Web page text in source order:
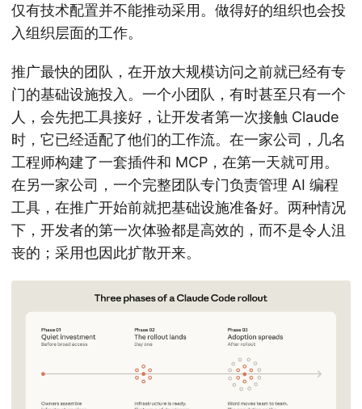
仅有技术配置并不能推动采用。做得好的组织也会投
入组织层面的工作。
推广最快的团队，在开放大规模访问之前就已经有专
门的基础设施投入。一个小团队，有时甚至只有一个
人，会先把工具接好，让开发者第一次接触 Claude
时，它已经适配了他们的工作流。在一家公司，几名
工程师构建了一套插件和 MCP，在第一天就可用。
在另一家公司，一个完整团队专门负责管理 AI 编程
工具，在推广开始前就把基础设施准备好。两种情况
下，开发者的第一次体验都是高效的，而不是令人沮
丧的；采用也因此扩散开来。